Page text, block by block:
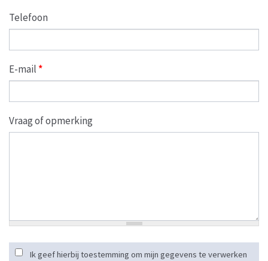
Telefoon
E-mail *
Vraag of opmerking
Ik geef hierbij toestemming om mijn gegevens te verwerken